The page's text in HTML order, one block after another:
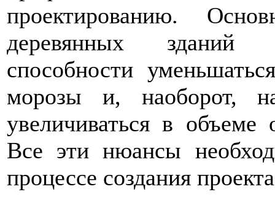
проектированию.
деревянных зданий
способности
морозы и, наоборот,
увеличиваться в
Все эти нюансы
процессе создания